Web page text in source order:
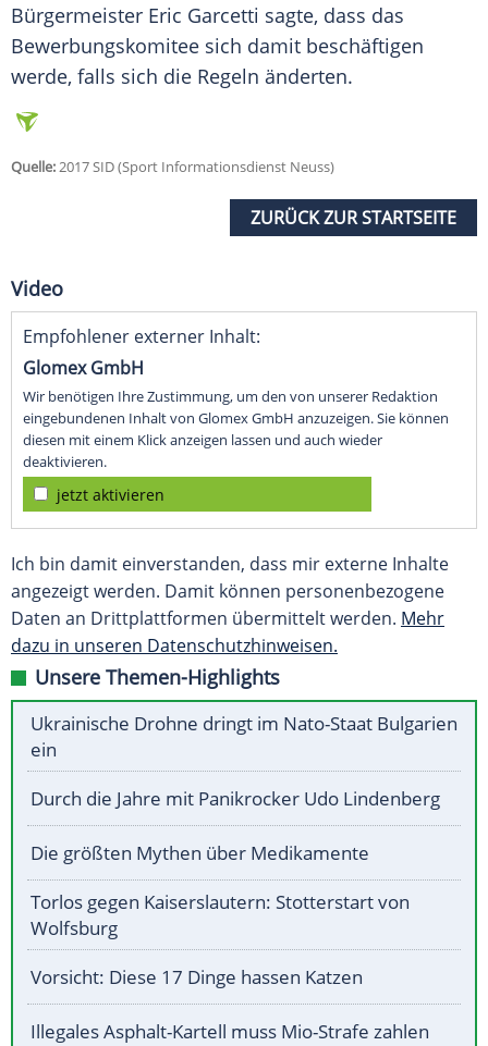
Bürgermeister Eric Garcetti sagte, dass das
Bewerbungskomitee sich damit beschäftigen
werde, falls sich die Regeln änderten.
Quelle:2017 SID (Sport Informationsdienst Neuss)
ZURÜCK ZUR STARTSEITE
Video
Empfohlener externer Inhalt:
Glomex GmbH
Wir benötigen Ihre Zustimmung, um den von unserer Redaktion
eingebundenen Inhalt von Glomex GmbH anzuzeigen. Sie können
diesen mit einem Klick anzeigen lassen und auch wieder
deaktivieren.
jetzt aktivieren
Ich bin damit einverstanden, dass mir externe Inhalte
angezeigt werden. Damit können personenbezogene
Daten an Drittplattformen übermittelt werden. Mehr
dazu in unseren Datenschutzhinweisen.
Unsere Themen-Highlights
Ukrainische Drohne dringt im Nato-Staat Bulgarien
ein
Durch die Jahre mit Panikrocker Udo Lindenberg
Die größten Mythen über Medikamente
Torlos gegen Kaiserslautern: Stotterstart von
Wolfsburg
Vorsicht: Diese 17 Dinge hassen Katzen
Illegales Asphalt-Kartell muss Mio-Strafe zahlen